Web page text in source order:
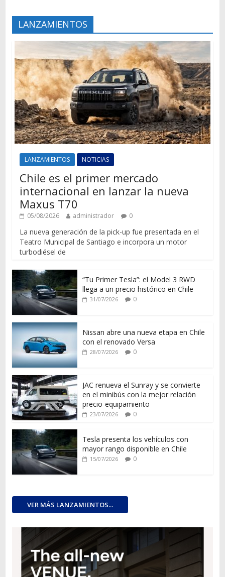
LANZAMIENTOS
LANZAMIENTOS NOTICIAS
Chile es el primer mercado
internacional en lanzar la nueva
Maxus T70
05/08/2026 administrador 0
La nueva generación de la pick-up fue presentada en el
Teatro Municipal de Santiago e incorpora un motor
turbodiésel de
“Tu Primer Tesla”: el Model 3 RWD
llega a un precio histórico en Chile
31/07/2026 0
Nissan abre una nueva etapa en Chile
con el renovado Versa
28/07/2026 0
JAC renueva el Sunray y se convierte
en el minibús con la mejor relación
precio-equipamiento
23/07/2026 0
Tesla presenta los vehículos con
mayor rango disponible en Chile
15/07/2026 0
VER MÁS LANZAMIENTOS...